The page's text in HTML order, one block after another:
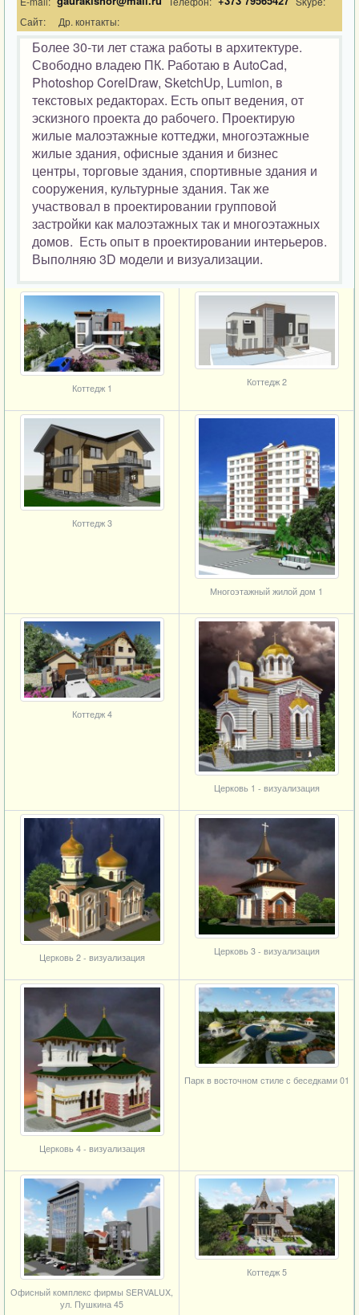
Сайт:
Др. контакты:
Более 30-ти лет стажа работы в архитектуре.
Свободно владею ПК. Работаю в AutoCad,
Photoshop CorelDraw, SketchUp, Lumion, в
текстовых редакторах. Есть опыт ведения, от
эскизного проекта до рабочего. Проектирую
жилые малоэтажные коттеджи, многоэтажные
жилые здания, офисные здания и бизнес
центры, торговые здания, спортивные здания и
сооружения, культурные здания. Так же
участвовал в проектировании групповой
застройки как малоэтажных так и многоэтажных
домов. Есть опыт в проектировании интерьеров.
Выполняю 3D модели и визуализации.
Коттедж 1
Коттедж 2
Коттедж 3
Многоэтажный жилой дом 1
Коттедж 4
Церковь 1 - визуализация
Церковь 2 - визуализация
Церковь 3 - визуализация
Церковь 4 - визуализация
Парк в восточном стиле с беседками 01
Офисный комплекс фирмы SERVALUX,
ул. Пушкина 45
Коттедж 5